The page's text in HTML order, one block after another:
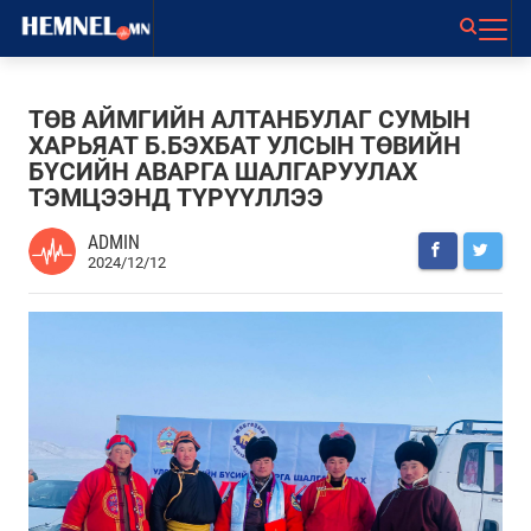
ТӨВ АЙМГИЙН АЛТАНБУЛАГ СУМЫН
ХАРЬЯАТ Б.БЭХБАТ УЛСЫН ТӨВИЙН
БҮСИЙН АВАРГА ШАЛГАРУУЛАХ
ТЭМЦЭЭНД ТҮРҮҮЛЛЭЭ
ADMIN
2024/12/12